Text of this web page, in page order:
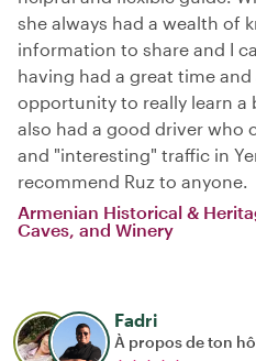
she always had a wealth of
information to share and I
having had a great time
opportunity to really learn a
also had a good driver who
and "interesting" traffic in
recommend Ruz to anyone.
Armenian Historical &
Caves, and Winery
Fadri
À propos de ton